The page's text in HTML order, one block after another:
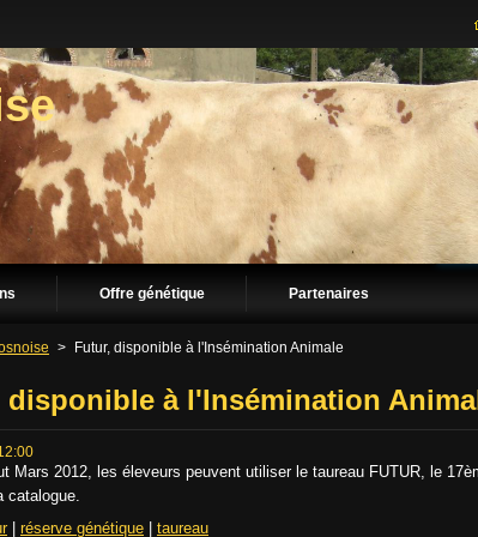
Offre génétique Partenaires
> Futur, disponible à l'Insémination Animale
disponible à l'Insémination
Mars 2012, les éleveurs peuvent utiliser le taureau FUTUR, le
catalogue.
réserve génétique taureau